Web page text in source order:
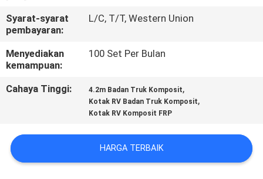
BERITA
KASUS
SITEMAP
PRIVASI
Syarat-syarat
pembayaran:
L/C, T/T, Western Union
Menyediakan
kemampuan:
100 Set Per Bulan
Cahaya Tinggi: 4.2m Badan Truk Komposit,
Kotak RV Badan Truk Komposit,
Kotak RV Komposit FRP
HARGA TERBAIK